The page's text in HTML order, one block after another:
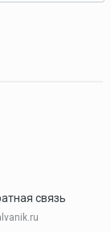
связь